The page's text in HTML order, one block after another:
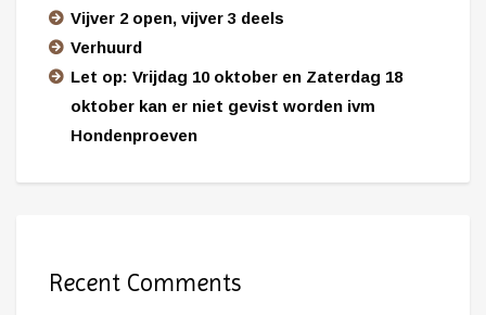
Vijver 2 open, vijver 3 deels
Verhuurd
Let op: Vrijdag 10 oktober en Zaterdag 18
oktober kan er niet gevist worden ivm
Hondenproeven
Recent Comments